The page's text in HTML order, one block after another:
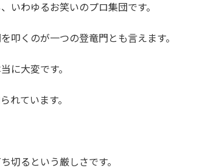
いわゆるお笑いのプロ集団です。
叩くのが一つの登竜門とも言えます。
に大変です。
れています。
切るという厳しさです。